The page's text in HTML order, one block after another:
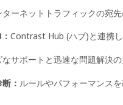
ターネットトラフィックの宛先
Contrast Hub (ハブ)と連携し
なサポートと迅速な問題解決
： ルールやパフォーマンス